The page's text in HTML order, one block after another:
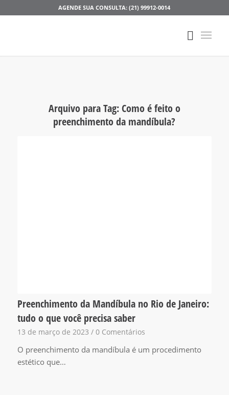
AGENDE SUA CONSULTA: (21) 99912-0014
Arquivo para Tag:Como é feito o
preenchimento da mandíbula?
Preenchimento da Mandíbula no Rio de Janeiro:
tudo o que você precisa saber
13 de março de 2023 / 0 Comentários
O preenchimento da mandíbula é um procedimento
estético que…